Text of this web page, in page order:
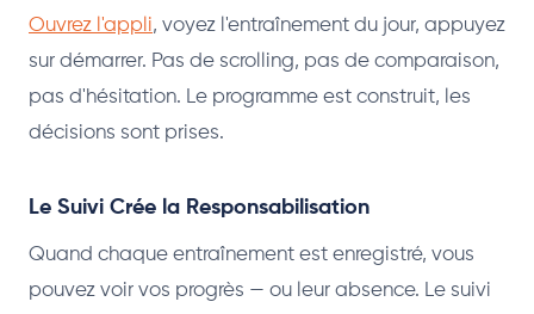
Ouvrez l'appli, voyez l'entraînement du jour, appuyez
sur démarrer. Pas de scrolling, pas de comparaison,
pas d'hésitation. Le programme est construit, les
décisions sont prises.
Le Suivi Crée la Responsabilisation
Quand chaque entraînement est enregistré, vous
pouvez voir vos progrès — ou leur absence. Le suivi